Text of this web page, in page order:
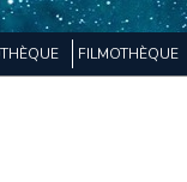
FILMOTHÈQUE